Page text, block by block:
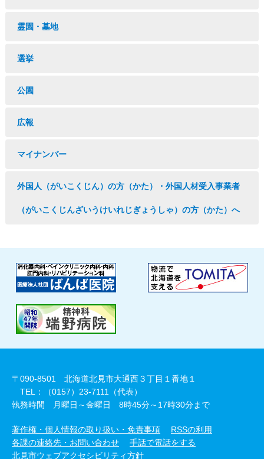
霊園・墓地
選挙
公園
広報
マイナンバー
外国人（がいこくじん）の方（かた）・外国人材受入事業者
（がいこくじんざいうけいれじぎょうしゃ）の方（かた）へ
〒090-8501 北海道北見市大通西３丁目１番地１
TEL：（0157）23-7111（代表）
執務時間 月曜日～金曜日 8時45分～17時30分まで
著作権・個人情報の取り扱い・免責事項
RSSの利用
各課の連絡先・お問い合わせ
手話で電話をする
北見市ウェブアクセシビリティ方針